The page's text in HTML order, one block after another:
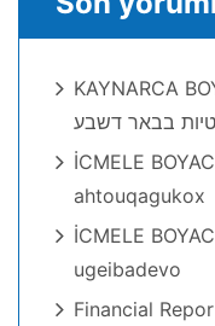
KAYNARCA
בבאר דשבע
İCMELE
ahtouqagukox
İCMELE
ugeibadevo
Financial